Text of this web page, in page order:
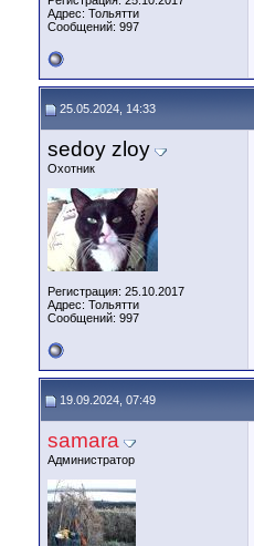
Адрес: Тольятти
Сообщений: 997
25.05.2024, 14:33
sedoy zloy
Охотник
Регистрация: 25.10.2017
Адрес: Тольятти
Сообщений: 997
19.09.2024, 07:49
samara
Администратор